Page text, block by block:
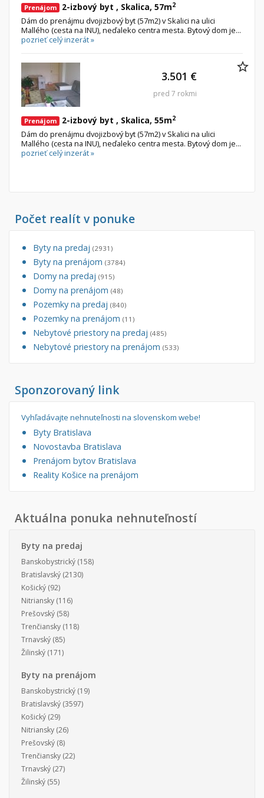
Prenájom 2-izbový byt , Skalica, 57m2
Dám do prenájmu dvojizbový byt (57m2) v Skalici na ulici
Mallého (cesta na INU), neďaleko centra mesta. Bytový dom je...
pozrieť celý inzerát »
Prenájom 2-izbový byt , Skalica, 55m2
Dám do prenájmu dvojizbový byt (57m2) v Skalici na ulici
Mallého (cesta na INU), neďaleko centra mesta. Bytový dom je...
pozrieť celý inzerát »
3.501 €
pred 7 rokmi
Počet realít v ponuke
Byty na predaj (2931)
Byty na prenájom (3784)
Domy na predaj (915)
Domy na prenájom (48)
Pozemky na predaj (840)
Pozemky na prenájom (11)
Nebytové priestory na predaj (485)
Nebytové priestory na prenájom (533)
Sponzorovaný link
Vyhľadávajte nehnuteľnosti na slovenskom webe!
Byty Bratislava
Novostavba Bratislava
Prenájom bytov Bratislava
Reality Košice na prenájom
Aktuálna ponuka nehnuteľností
Byty na predaj
Banskobystrický (158)
Bratislavský (2130)
Košický (92)
Nitriansky (116)
Prešovský (58)
Trenčiansky (118)
Trnavský (85)
Žilinský (171)
Byty na prenájom
Banskobystrický (19)
Bratislavský (3597)
Košický (29)
Nitriansky (26)
Prešovský (8)
Trenčiansky (22)
Trnavský (27)
Žilinský (55)